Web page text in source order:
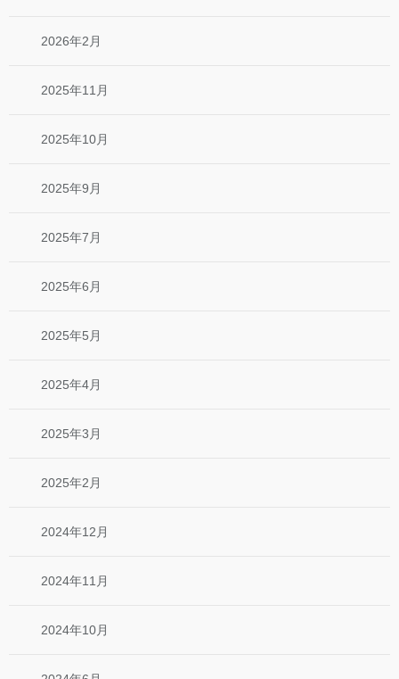
2026年2月
2025年11月
2025年10月
2025年9月
2025年7月
2025年6月
2025年5月
2025年4月
2025年3月
2025年2月
2024年12月
2024年11月
2024年10月